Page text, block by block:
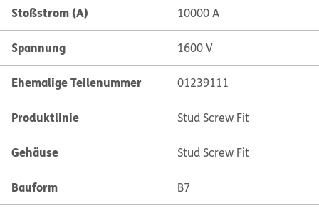
Stoßstrom (A) 10000 A
Spannung 1600 V
Ehemalige Teilenummer 01239111
Produktlinie Stud Screw Fit
Gehäuse Stud Screw Fit
Bauform B7